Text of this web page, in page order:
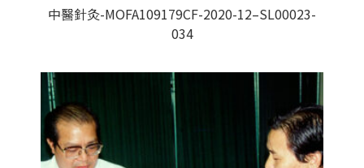
中醫針灸-MOFA109179CF-2020-12–SL00023-
034